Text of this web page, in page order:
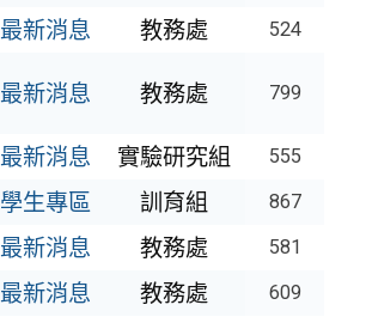
最新消息 教務處 524
最新消息 教務處 799
最新消息 實驗研究組 555
學生專區 訓育組 867
最新消息 教務處 581
最新消息 教務處 609